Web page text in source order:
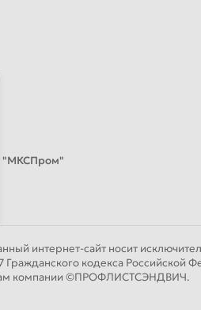
"МКСПром"
интернет-сайт носит
кодекса
компании ©ПРОФЛИСТСЭНДВИЧ.